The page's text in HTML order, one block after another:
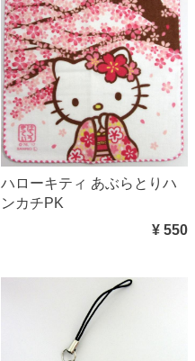
ハローキティ あぶらとりハ
ンカチPK
¥ 550